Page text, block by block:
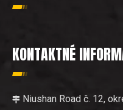
KONTAKTNÉ
 Niushan Road č. 12,